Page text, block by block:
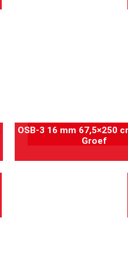
OSB-3 16 mm 67,5×250
Groef
Toevoegen aan